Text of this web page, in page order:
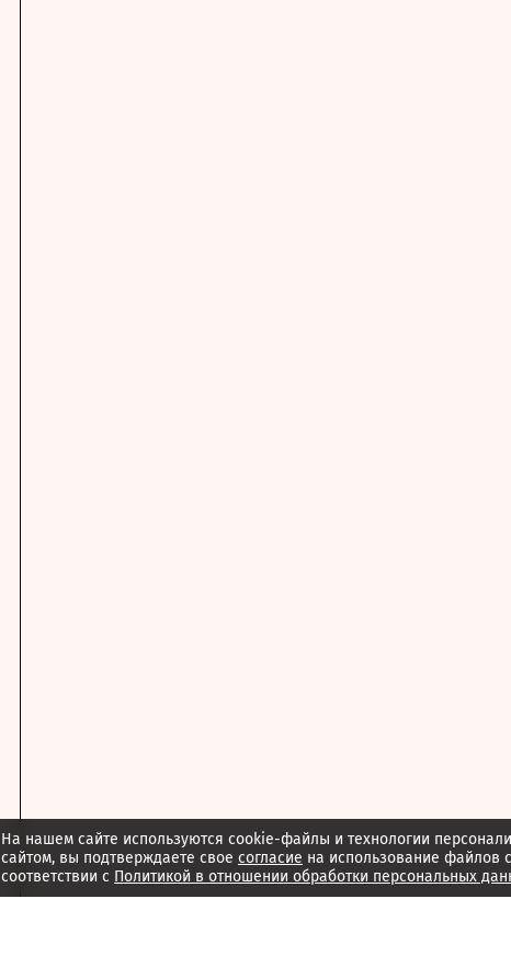
На нашем сайте используются cookie-файлы и технологии
сайтом, вы подтверждаете свое согласие на использование файлов
соответствии с Политикой в отношении обработки персональных